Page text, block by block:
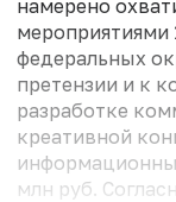
намерено
мероприятиями
федеральных
претензии и к
разработке
креативной
млн руб.